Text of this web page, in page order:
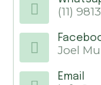
(11)
Joel
Email